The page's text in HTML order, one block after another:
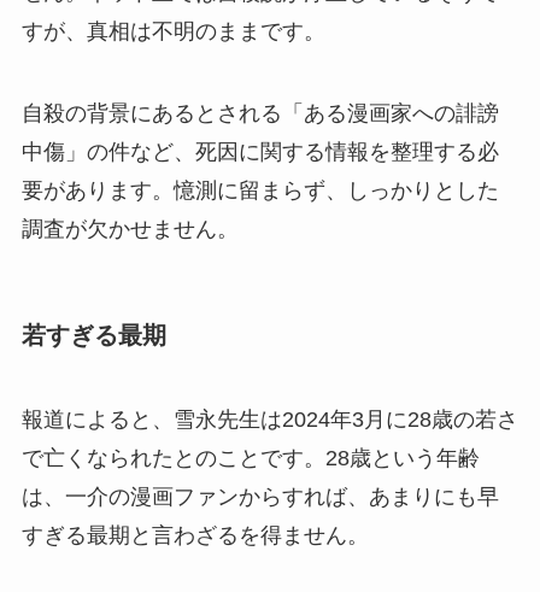
すが、真相は不明のままです。
自殺の背景にあるとされる「ある漫画家への誹謗
中傷」の件など、死因に関する情報を整理する必
要があります。憶測に留まらず、しっかりとした
調査が欠かせません。
若すぎる最期
報道によると、雪永先生は2024年3月に28歳の若さ
で亡くなられたとのことです。28歳という年齢
は、一介の漫画ファンからすれば、あまりにも早
すぎる最期と言わざるを得ません。